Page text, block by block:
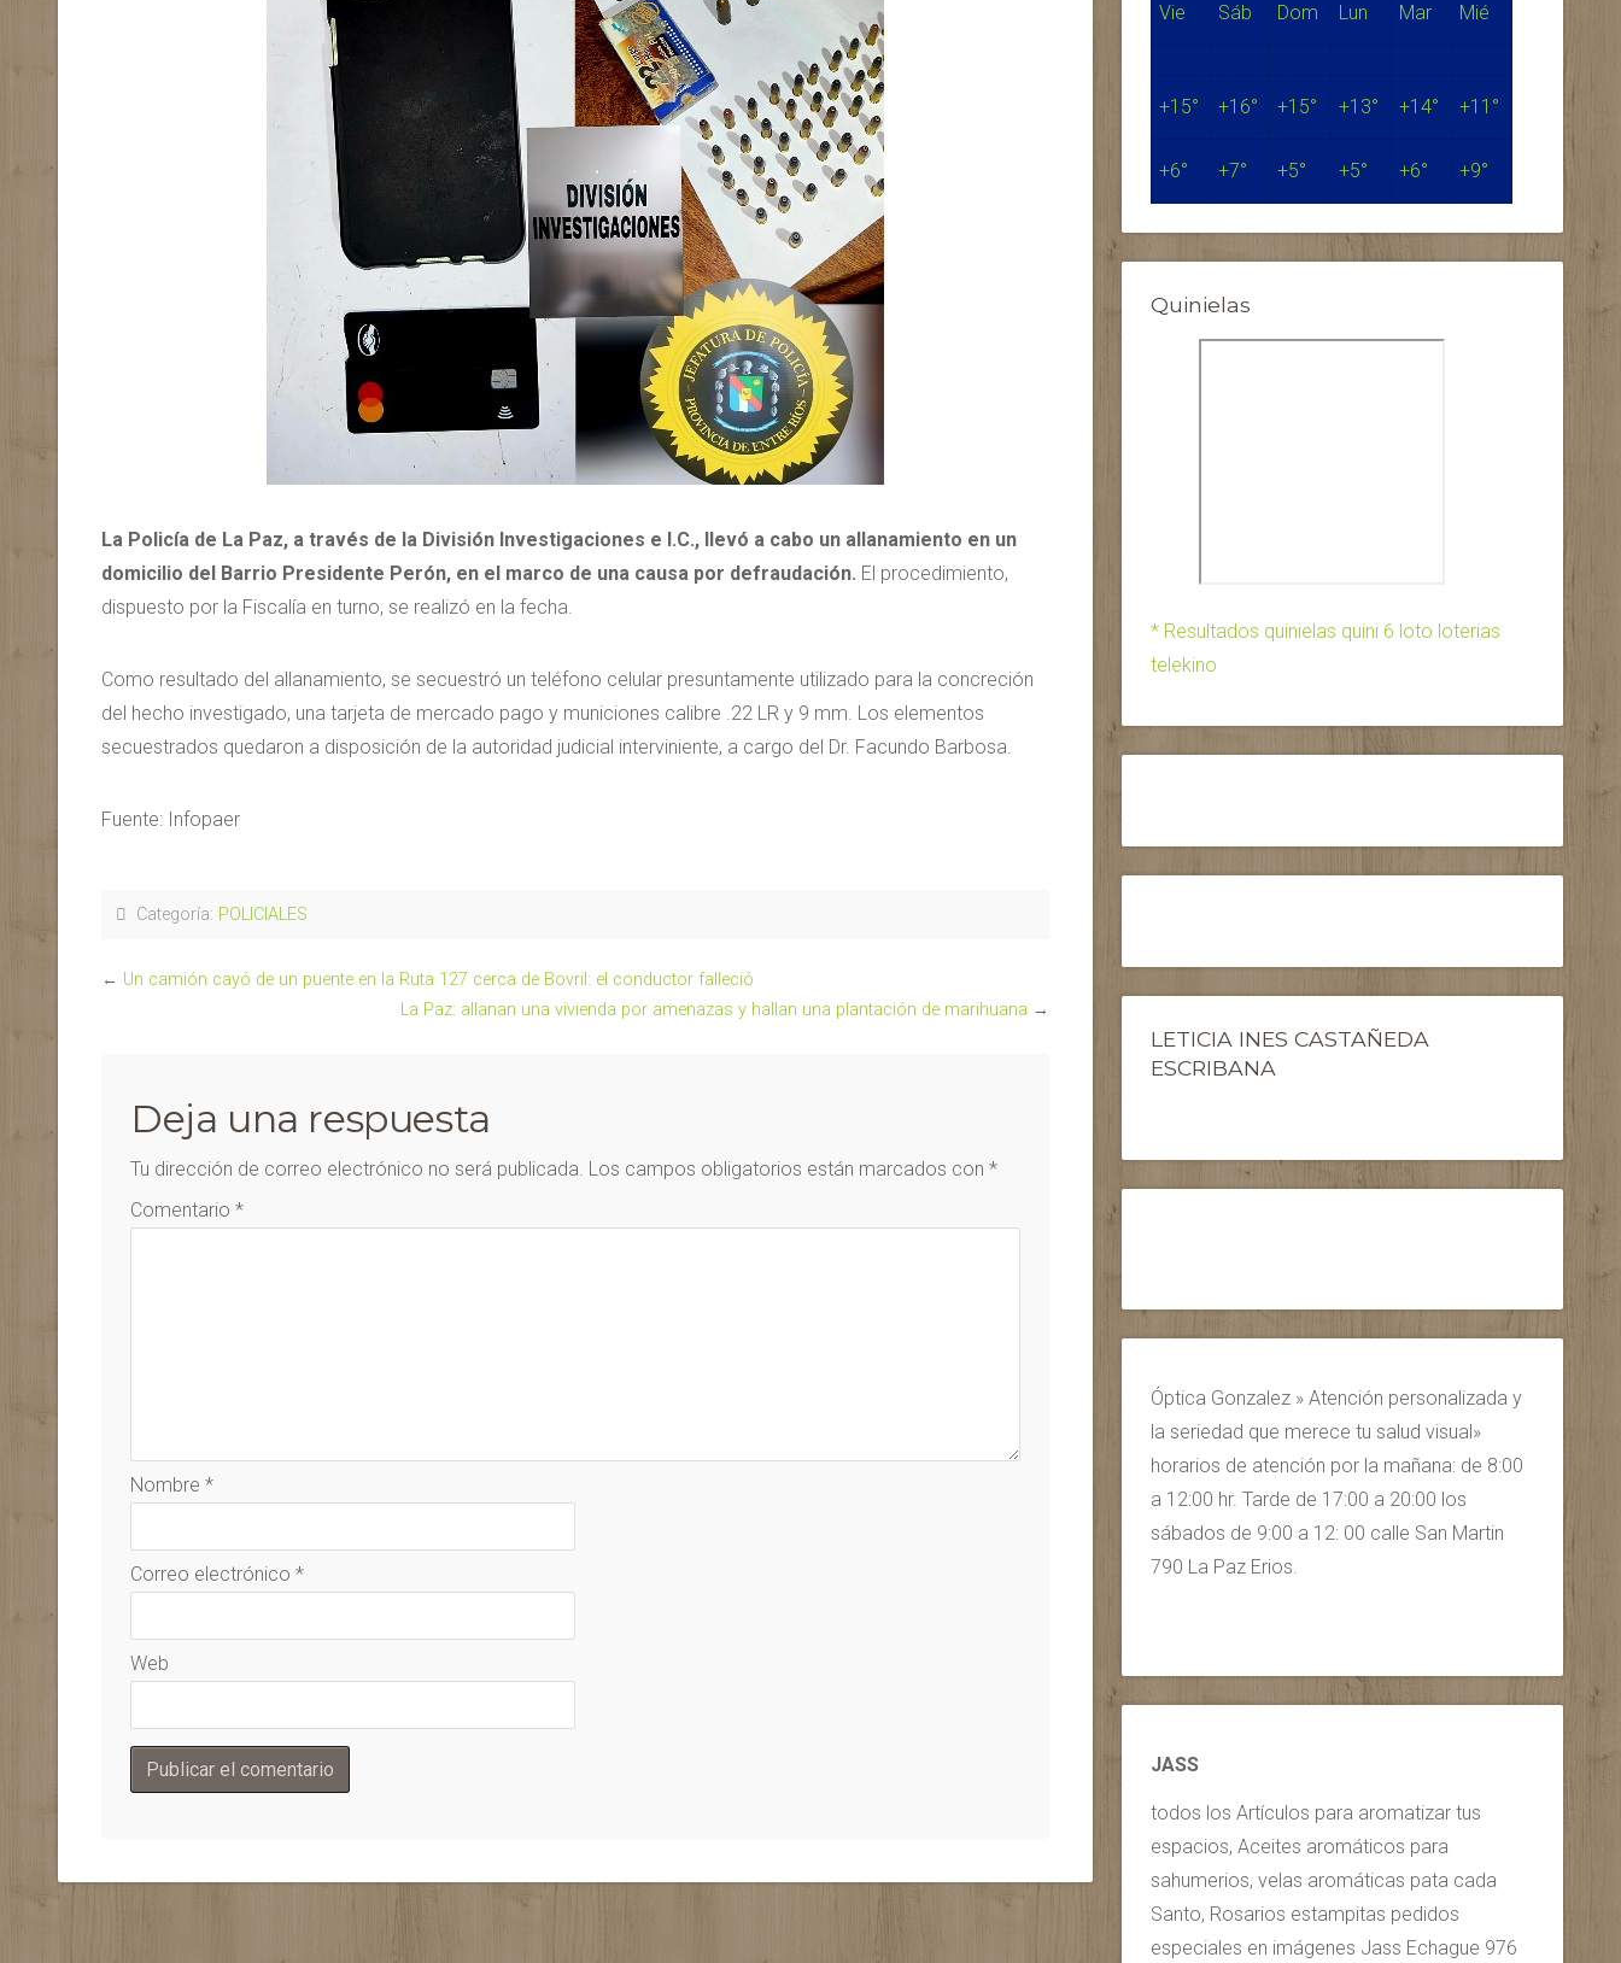
La Policía de La Paz, a través de la División Investigaciones e I.C., llevó a cabo un allanamiento en un
domicilio del Barrio Presidente Perón, en el marco de una causa por defraudación. El procedimiento,
dispuesto por la Fiscalía en turno, se realizó en la fecha.
Como resultado del allanamiento, se secuestró un teléfono celular presuntamente utilizado para la concreción
del hecho investigado, una tarjeta de mercado pago y municiones calibre .22 LR y 9 mm. Los elementos
secuestrados quedaron a disposición de la autoridad judicial interviniente, a cargo del Dr. Facundo Barbosa.
Fuente: Infopaer
Categoría: POLICIALES
← Un camión cayó de un puente en la Ruta 127 cerca de Bovril: el conductor falleció
La Paz: allanan una vivienda por amenazas y hallan una plantación de marihuana →
Deja una respuesta
Tu dirección de correo electrónico no será publicada. Los campos obligatorios están marcados con *
Comentario *
Nombre *
Correo electrónico *
Web
Vie Sáb Dom Lun Mar Mié
+15° +16° +15° +13° +14° +11°
+6° +7° +5° +5° +6° +9°
Quinielas
* Resultados quinielas quini 6 loto loterias
telekino
LETICIA INES CASTAÑEDA
ESCRIBANA
Óptica Gonzalez » Atención personalizada y
la seriedad que merece tu salud visual»
horarios de atención por la mañana: de 8:00
a 12:00 hr. Tarde de 17:00 a 20:00 los
sábados de 9:00 a 12: 00 calle San Martin
790 La Paz Erios.
JASS
todos los Artículos para aromatizar tus
espacios, Aceites aromáticos para
sahumerios, velas aromáticas pata cada
Santo, Rosarios estampitas pedidos
especiales en imágenes Jass Echague 976